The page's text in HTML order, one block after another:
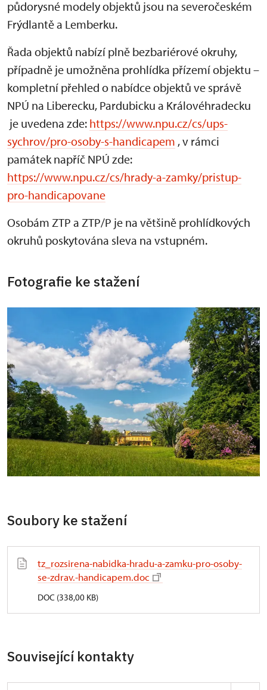
půdorysné modely objektů jsou na severočeském
Frýdlantě a Lemberku.
Řada objektů nabízí plně bezbariérové okruhy,
případně je umožněna prohlídka přízemí objektu –
kompletní přehled o nabídce objektů ve správě
NPÚ na Liberecku, Pardubicku a Královéhradecku
je uvedena zde: https://www.npu.cz/cs/ups-
sychrov/pro-osoby-s-handicapem , v rámci
památek napříč NPÚ zde:
https://www.npu.cz/cs/hrady-a-zamky/pristup-
pro-handicapovane
Osobám ZTP a ZTP/P je na většině prohlídkových
okruhů poskytována sleva na vstupném.
Fotografie ke stažení
Soubory ke stažení
tz_rozsirena-nabidka-hradu-a-zamku-pro-osoby-
se-zdrav.-handicapem.doc
DOC (338,00 KB)
Související kontakty